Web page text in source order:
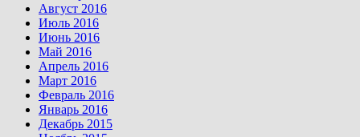
Август 2016
Июль 2016
Июнь 2016
Май 2016
Апрель 2016
Март 2016
Февраль 2016
Январь 2016
Декабрь 2015